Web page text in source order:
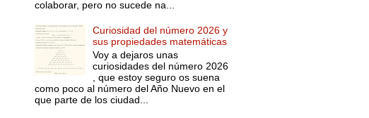
colaborar, pero no sucede na...
Curiosidad del número 2026 y
sus propiedades matemáticas
Voy a dejaros unas
curiosidades del número 2026
, que estoy seguro os suena
como poco al número del Año Nuevo en el
que parte de los ciudad...